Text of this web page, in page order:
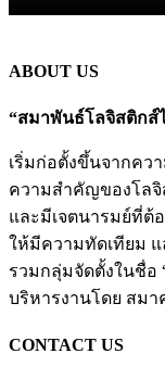
ABOUT US
“สมาพันธ์โลจิสติกส์
เริ่มก่อตั้งขึ้นจากคว
ความสำคัญของโล
และมีเจตนารมย์ที่ต้
ให้มีความทัดเทียม
รวมกลุ่มจัดตั้งในชื่อ
บริหารงานโดย สม
CONTACT US